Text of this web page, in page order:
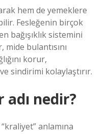
hem de yemeklere
Fesleğenin birçok
bağışıklık sistemini
bulantısını
korur,
sindirimi kolaylaştırır.
adı nedir?
anlamına